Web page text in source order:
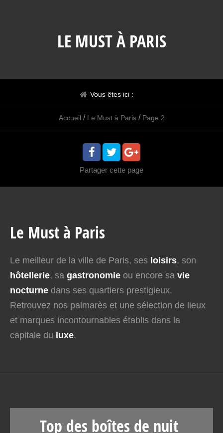
LE MUST À PARIS
Vous êtes ici :
Accueil / Le Must à Paris / Page 2
Partager cette page
Le Must à Paris
Le meilleur de la ville de Paris, ses loisirs, son
hôtellerie, sa gastronomie ou encore sa vie
nocturne dans ses quartiers prestigieux.
Retrouvez nos palmarès et une sélection de lieux
et marques incontournables établis dans la
capitale du luxe.
Top des boîtes de nuit